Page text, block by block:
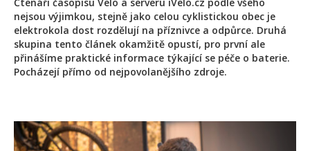
Čtenáři časopisu Velo a serveru iVelo.cz podle všeho
nejsou výjimkou, stejně jako celou cyklistickou obec je
elektrokola dost rozdělují na příznivce a odpůrce. Druhá
skupina tento článek okamžitě opustí, pro první ale
přinášíme praktické informace týkající se péče o baterie.
Pocházejí přímo od nejpovolanějšího zdroje.